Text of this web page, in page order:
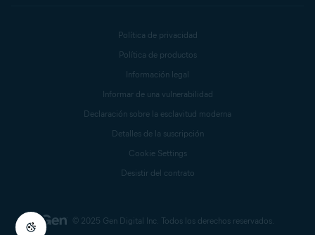
© 2025 Gen Digital Inc. Todos los derechos reservados.
Política de privacidad
Política de productos
Información legal
Informar de una vulnerabilidad
Declaración sobre la esclavitud moderna
Detalles de la suscripción
Cookie Settings
Desistir del contrato